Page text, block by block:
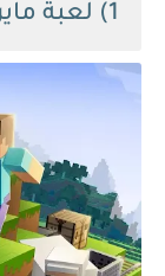
1) لعبة ماين كرافت